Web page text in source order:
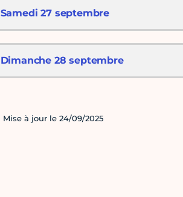
Samedi 27 septembre
Dimanche 28 septembre
Mise à jour le 24/09/2025